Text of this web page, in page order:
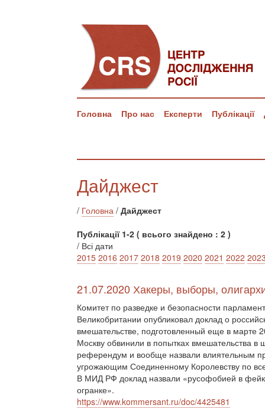
Головна Про нас Експерти Публікації
Дайджест
/ Головна / Дайджест
Публікації 1-2 ( всього знайдено : 2 )
/ Всі дати
2015 2016 2017 2018 2019 2020 2021 2022
21.07.2020 Хакеры, выборы,
Комитет по разведке и безопасности
Великобритании опубликовал доклад о
вмешательстве, подготовленный еще в марте
Москву обвинили в попытках вмешательства в
референдум и вообще назвали влиятельным
угрожающим Соединенному Королевству по
В МИД РФ доклад назвали «русофобией в
огранке».
https://www.kommersant.ru/doc/4425481